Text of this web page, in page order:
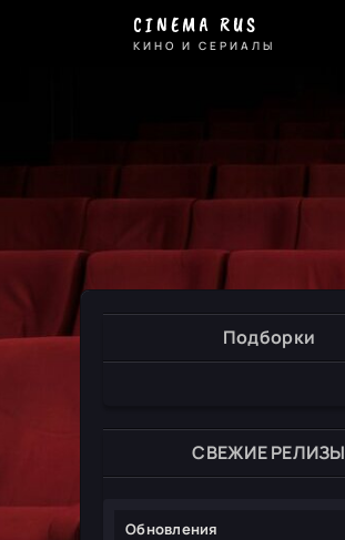
CINEMA RUS
КИНО И СЕРИАЛЫ
Подборки
СВЕЖИЕ РЕЛИЗЫ
Обновления